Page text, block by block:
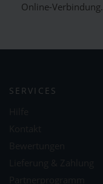
Online-Verbindung.
SERVICES